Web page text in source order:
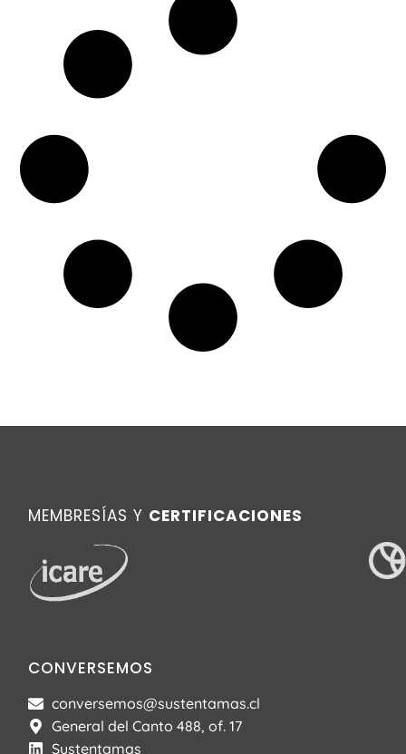
MEMBRESÍAS Y CERTIFICACIONES
CONVERSEMOS
conversemos@sustentamas.cl
General del Canto 488, of. 17
Sustentamas